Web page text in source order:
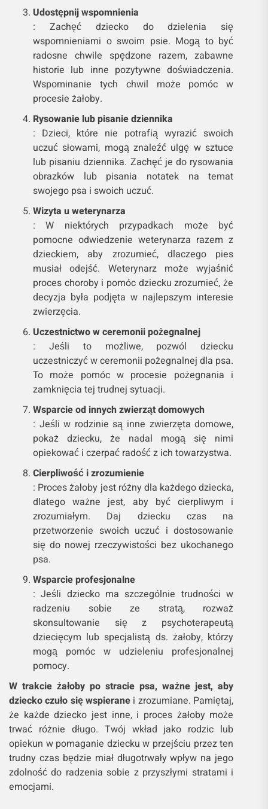
Udostępnij wspomnienia
: Zachęć dziecko do dzielenia się
wspomnieniami o swoim psie. Mogą to być
radosne chwile spędzone razem, zabawne
historie lub inne pozytywne doświadczenia.
Wspominanie tych chwil może pomóc w
procesie żałoby.
Rysowanie lub pisanie dziennika
: Dzieci, które nie potrafią wyrazić swoich
uczuć słowami, mogą znaleźć ulgę w sztuce
lub pisaniu dziennika. Zachęć je do rysowania
obrazków lub pisania notatek na temat
swojego psa i swoich uczuć.
Wizyta u weterynarza
: W niektórych przypadkach może być
pomocne odwiedzenie weterynarza razem z
dzieckiem, aby zrozumieć, dlaczego pies
musiał odejść. Weterynarz może wyjaśnić
proces choroby i pomóc dziecku zrozumieć, że
decyzja była podjęta w najlepszym interesie
zwierzęcia.
Uczestnictwo w ceremonii pożegnalnej
: Jeśli to możliwe, pozwól dziecku
uczestniczyć w ceremonii pożegnalnej dla psa.
To może pomóc w procesie pożegnania i
zamknięcia tej trudnej sytuacji.
Wsparcie od innych zwierząt domowych
: Jeśli w rodzinie są inne zwierzęta domowe,
pokaż dziecku, że nadal mogą się nimi
opiekować i czerpać radość z ich towarzystwa.
Cierpliwość i zrozumienie
: Proces żałoby jest różny dla każdego dziecka,
dlatego ważne jest, aby być cierpliwym i
zrozumiałym. Daj dziecku czas na
przetworzenie swoich uczuć i dostosowanie
się do nowej rzeczywistości bez ukochanego
psa.
Wsparcie profesjonalne
: Jeśli dziecko ma szczególnie trudności w
radzeniu sobie ze stratą, rozważ
skonsultowanie się z psychoterapeutą
dziecięcym lub specjalistą ds. żałoby, którzy
mogą pomóc w udzieleniu profesjonalnej
pomocy.
W trakcie żałoby po stracie psa, ważne jest, aby
dziecko czuło się wspierane i zrozumiane. Pamiętaj,
że każde dziecko jest inne, i proces żałoby może
trwać różnie długo. Twój wkład jako rodzic lub
opiekun w pomaganie dziecku w przejściu przez ten
trudny czas będzie miał długotrwały wpływ na jego
zdolność do radzenia sobie z przyszłymi stratami i
emocjami.